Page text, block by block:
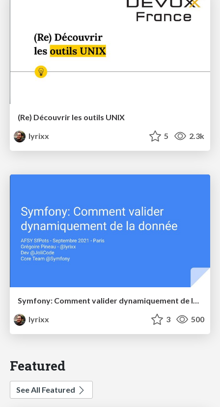
(Re) Découvrir les outils UNIX
lyrixx
5 2.3k
Symfony: Comment valider dynamiquement de la donnée
lyrixx
3 500
Featured
See All Featured